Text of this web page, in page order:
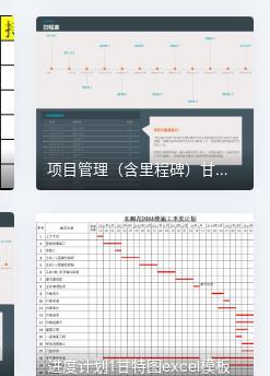
项目管理（含里程碑）甘特图excel模板
进度计划1甘特图excel模板